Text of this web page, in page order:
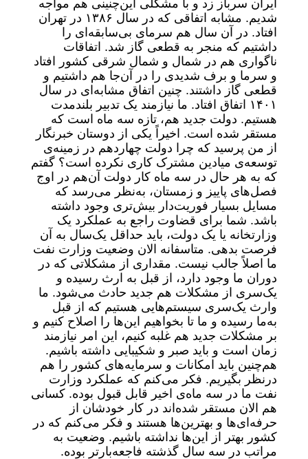
ایران سرباز زد و با مشکلی این‌چنینی هم مواجه
شدیم. مشابه اتفاقی که در سال ۱۳۸۶ در تهران
افتاد. در آن سال هم سرمای بی‌سابقه‌ای را
داشتیم که منجر به قطعی گاز شد. اتفاقات
ناگواری هم در شمال و شمال شرقی کشور افتاد
و سرما و برف شدیدی را در آن‌جا هم داشتیم و
قطعی گاز داشتند. چنین اتفاق مشابه‌ای در سال
۱۴۰۱ اتفاق افتاد. ما نیازمند یک تدبیر بلندمدت
هستیم. دولت جدید هم، تازه سه ماه است که
مستقر شده است. اخیراً یکی از دوستان خبرنگار
از من پرسید که چرا دولت چهاردهم در زمینه‌ی
توسعه‌ی میادین مشترک کاری نکرده است؟ گفتم
که به هر حال در سه ماه کار دولت آن‌هم در اوج
فصل‌های پاییز و زمستان، به‌نظر می‌رسد که
مسایل بسیار فوریت‌دار بیش‌تری وجود داشته
باشد. شما برای قضاوت راجع به عملکرد یک
وزارتخانه یا یک دولت، باید حداقل یک‌سال به آن
فرصت بدهی. متاسفانه الان وضعیت وزارت نفت
ما اصلاً جالب نیست. مقداری از مشکلاتی که در
دوران ما وجود دارد، از قبل به ارث رسیده و
یک‌سری از مشکلات هم جدید حادث می‌شود. ما
وارث یک‌سری سیستم‌هایی هستیم که از قبل
به‌ما رسیده و ما تا بخواهیم این‌ها را اصلاح کنیم و
بر مشکلات جدید هم غلبه کنیم، این امر نیازمند
زمان است و باید صبر و شکیبایی داشته باشیم.
هم‌چنین باید امکانات و سرمایه‌های کشور را هم
درنظر بگیریم. فکر می‌کنم که عملکرد وزارت
نفت ما در سه ماه‌ی اخیر قابل قبول بوده. کسانی
هم الان مستقر شده‌اند در کار خودشان از
حرفه‌ای‌ها و بهترین‌ها هستند و فکر می‌کنم که در
کشور بهتر از این‌ها نداشته باشیم. وضعیت به
مراتب در سه سال گذشته فاجعه‌بارتر بوده.